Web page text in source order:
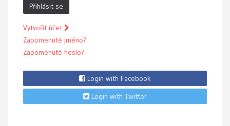
Přihlásit se
Vytvořit účet
Zapomenuté jméno?
Zapomenuté heslo?
Login with Facebook
Login with Twitter